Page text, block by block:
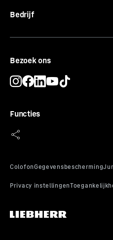
Bedrijf
Bezoek ons
Functies